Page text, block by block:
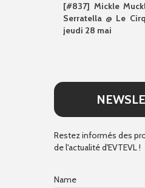
[#837] Mickle
Serratella @ Le
jeudi 28 mai
Restez informés des
de l'actualité d'EVTEVL !
Name